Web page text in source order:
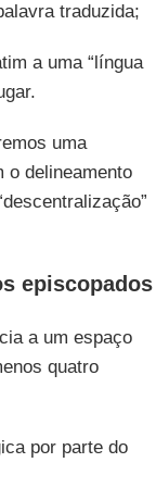
traduzida;
a uma “língua
uma
o delineamento
episcopados
a um espaço
quatro
por parte do